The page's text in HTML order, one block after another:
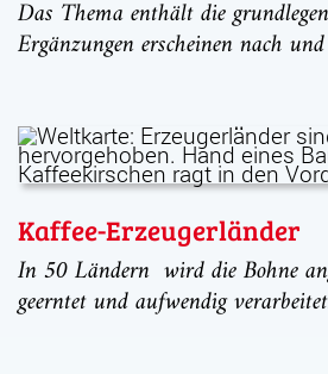
Das Thema enthält die
Ergänzungen erscheinen nach
Kaffee-Erzeugerländer
In 50 Ländern wird die Bohne
geerntet und aufwendig